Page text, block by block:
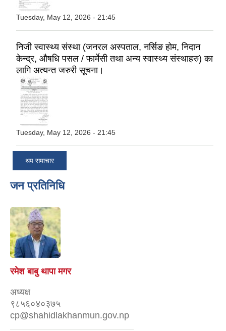
Tuesday, May 12, 2026 - 21:45
निजी स्वास्थ्य संस्था (जनरल अस्पताल, नर्सिङ होम, निदान
केन्द्र, औषधि पसल / फार्मेसी तथा अन्य स्वास्थ्य संस्थाहरु) का
लागि अत्यन्त जरुरी सूचना।
Tuesday, May 12, 2026 - 21:45
थप समाचार
जन प्रतिनिधि
रमेश बाबु थापा मगर
अध्यक्ष
९८५६०४०३७५
cp@shahidlakhanmun.gov.np